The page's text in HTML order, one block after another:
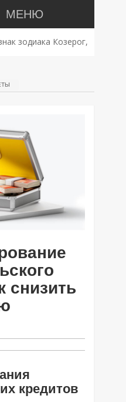
МЕНЮ
зодиака Козерог,
снизить
кредитов